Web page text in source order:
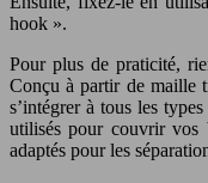
hook ».
Pour plus de praticité,
Conçu à partir de maille
s’intégrer à tous les
utilisés pour couvrir vos
adaptés pour les